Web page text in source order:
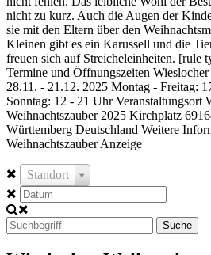
nicht zu kurz. Auch die Augen der
sie mit den Eltern über den
Kleinen gibt es ein Karussell und die
freuen sich auf Streicheleinheiten. [rule
Termine und Öffnungszeiten
28.11. - 21.12. 2025 Montag - Freitag:
Sonntag: 12 - 21 Uhr Veranstaltungsort
Weihnachtszauber 2025 Kirchplatz
Württemberg Deutschland Weitere
Weihnachtszauber Anzeige
Standort
Suche